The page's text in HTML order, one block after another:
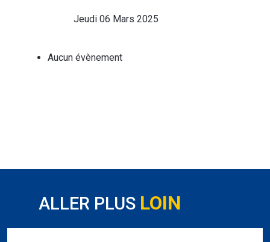
Jeudi 06 Mars 2025
Aucun évènement
ALLER PLUS LOIN